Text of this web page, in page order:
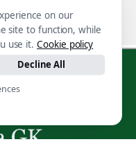
on our
site to function, while
use it. Cookie policy
Decline All